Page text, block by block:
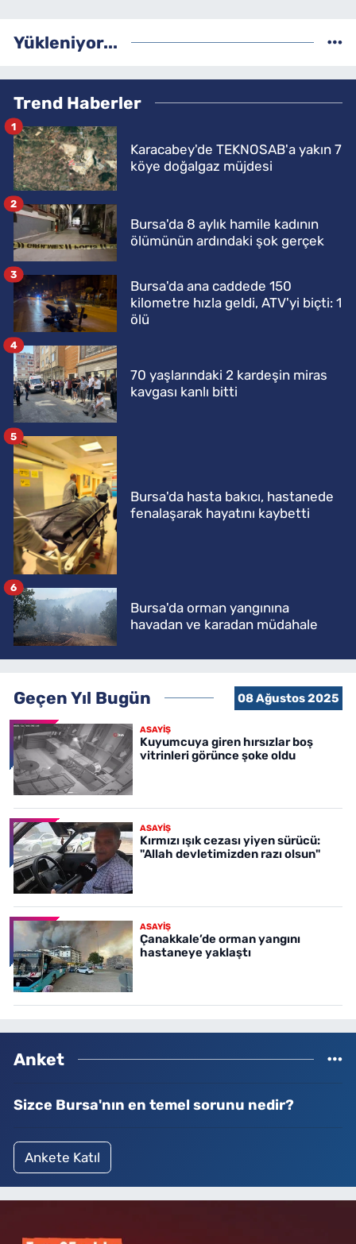
Yükleniyor...
Trend Haberler
Karacabey'de TEKNOSAB'a yakın 7
köye doğalgaz müjdesi
1
Bursa'da 8 aylık hamile kadının
ölümünün ardındaki şok gerçek
2
Bursa'da ana caddede 150
kilometre hızla geldi, ATV'yi biçti: 1
ölü
3
70 yaşlarındaki 2 kardeşin miras
kavgası kanlı bitti
4
Bursa'da hasta bakıcı, hastanede
fenalaşarak hayatını kaybetti
5
Bursa'da orman yangınına
havadan ve karadan müdahale
6
Geçen Yıl Bugün 08 Ağustos 2025
ASAYİŞ
Kuyumcuya giren hırsızlar boş
vitrinleri görünce şoke oldu
ASAYİŞ
Kırmızı ışık cezası yiyen sürücü:
"Allah devletimizden razı olsun"
ASAYİŞ
Çanakkale’de orman yangını
hastaneye yaklaştı
Anket
Sizce Bursa'nın en temel sorunu nedir?
Ankete Katıl